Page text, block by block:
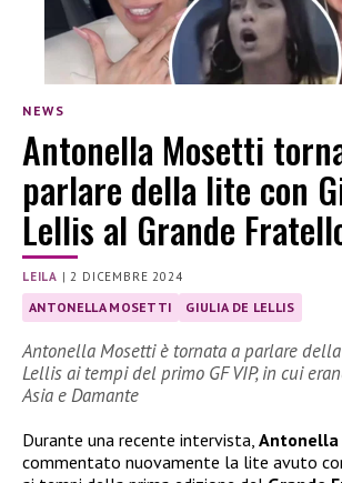
NEWS
Antonella Mosetti
parlare della lite con
Lellis al Grande
LEILA | 2 DICEMBRE 2024
ANTONELLA MOSETTI GIULIA DE LELLIS
Antonella Mosetti è tornata a parlare
Lellis ai tempi del primo GF VIP, in cui
Asia e Damante
Durante una recente intervista,
commentato nuovamente la lite avuto